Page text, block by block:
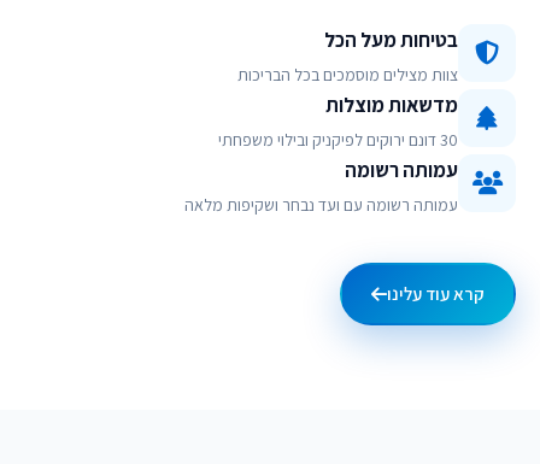
בטיחות מעל הכל
צוות מצילים מוסמכים בכל הבריכות
מדשאות מוצלות
30 דונם ירוקים לפיקניק ובילוי משפחתי
עמותה רשומה
עמותה רשומה עם ועד נבחר ושקיפות מלאה
קרא עוד עלינו